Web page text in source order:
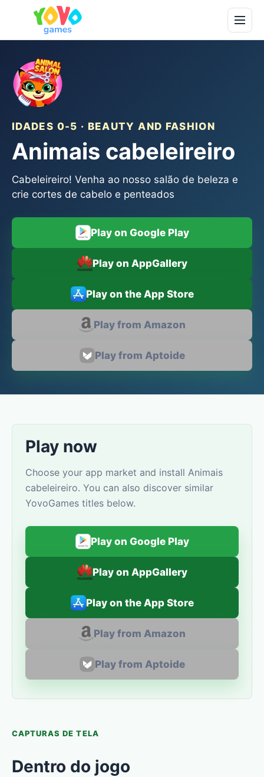
IDADES 0-5 · BEAUTY AND FASHION
Animais cabeleireiro
Cabeleireiro! Venha ao nosso salão de beleza e
crie cortes de cabelo e penteados
Play on Google Play
Play on AppGallery
Play on the App Store
Play from Amazon
Play from Aptoide
Play now
Choose your app market and install Animais
cabeleireiro. You can also discover similar
YovoGames titles below.
Play on Google Play
Play on AppGallery
Play on the App Store
Play from Amazon
Play from Aptoide
CAPTURAS DE TELA
Dentro do jogo